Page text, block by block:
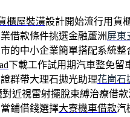
櫃屋裝潢設計開始流行用貨
借款條件挑選金融蘆洲屏東
的中小企業簡單搭配系統整
下載工作試用期汽車整免留
群帶大理石拋光助理花崗石
對近視雷射擺脫束縛治療借
鋪借錢選擇大寮機車借款汽